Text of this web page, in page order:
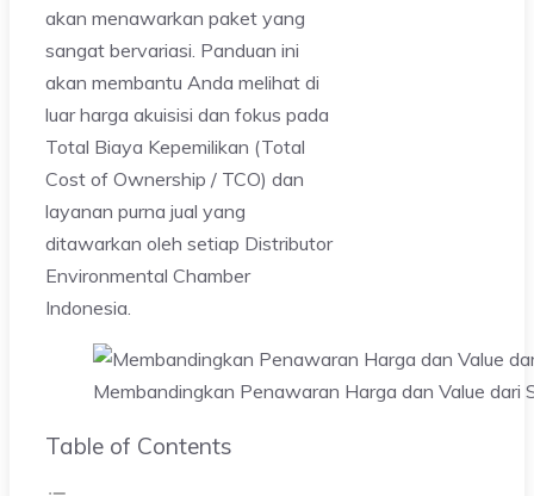
akan menawarkan paket yang
sangat bervariasi. Panduan ini
akan membantu Anda melihat di
luar harga akuisisi dan fokus pada
Total Biaya Kepemilikan (Total
Cost of Ownership / TCO) dan
layanan purna jual yang
ditawarkan oleh setiap Distributor
Environmental Chamber
Indonesia.
Membandingkan Penawaran Harga dan Value
Table of Contents